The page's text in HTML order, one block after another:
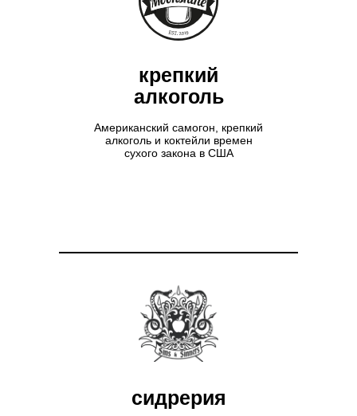
Американский самогон, крепкий
алкоголь и коктейли времен
сухого закона в США
крепкий
алкоголь
сидрерия